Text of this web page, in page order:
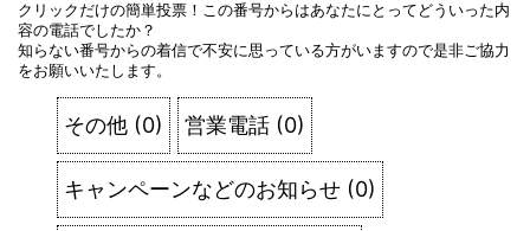
クリックだけの簡単投票！この番号からはあなたにとってどういった内
容の電話でしたか？
知らない番号からの着信で不安に思っている方がいますので是非ご協力
をお願いいたします。
その他 (0) 営業電話 (0)
キャンペーンなどのお知らせ (0)